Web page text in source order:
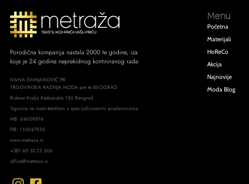
Porodična kompanija nastala 2000 te godine, iza
koje je 24 godine neprekidnog kontiniranog rada.
IVANA DAMJANOVIĆ PR
TRGOVINSKA RADNJA MODA per te BEOGRAD
Bulevar Kralja Aleksandra 156 Beograd
Trgovina na malo tekstilom u specijalizovanim prodavnicama
MB: 64609874
PIB: 110047955
www.metraza.rs
+381 60 33 22 606
office@metraza.rs
Menu
Početna
Materijali
HoReCo
Akcija
Najnovije
Moda Blog